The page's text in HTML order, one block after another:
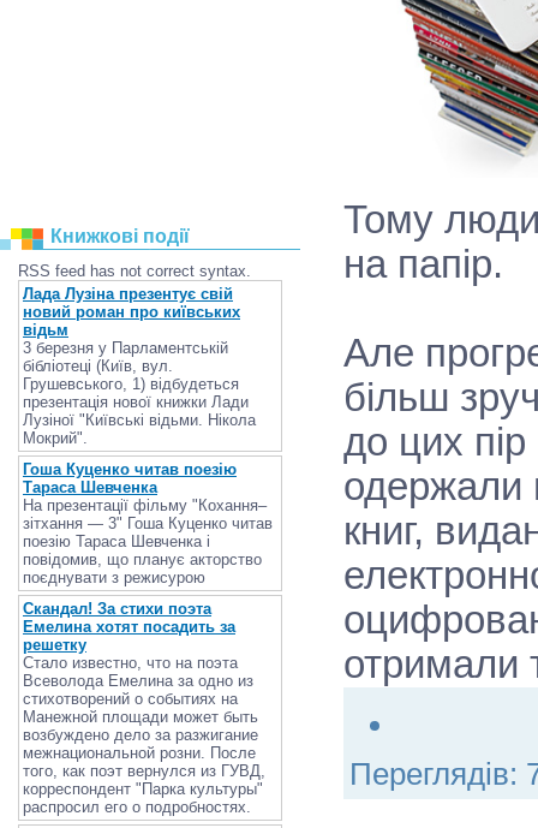
Книжкові події
RSS feed has not correct syntax.
Лада Лузіна презентує свій
новий роман про київських
відьм
3 березня у Парламентській
бібліотеці (Київ, вул.
Грушевського, 1) відбудеться
презентація нової книжки Лади
Лузіної "Київські відьми. Нікола
Мокрий".
Гоша Куценко читав поезію
Тараса Шевченка
На презентації фільму "Кохання–
зітхання — 3" Гоша Куценко читав
поезію Тараса Шевченка і
повідомив, що планує акторство
поєднувати з режисурою
Скандал! За стихи поэта
Емелина хотят посадить за
решетку
Стало известно, что на поэта
Всеволода Емелина за одно из
стихотворений о событиях на
Манежной площади может быть
возбуждено дело за разжигание
межнациональной розни. После
того, как поэт вернулся из ГУВД,
корреспондент "Парка культуры"
распросил его о подробностях.
Тому
на папір.
Але
більш
до цих пір
одержали
книг,
отримали
Переглядів: